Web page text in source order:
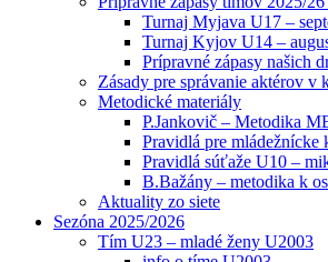
Turnaj Myjava U17 –
Turnaj Kyjov U14 –
Prípravné zápasy našich
Zásady pre správanie aktérov v
Metodické materiály
P.Jankovič – Metodika
Pravidlá pre mládežnícke
Pravidlá súťaže U10 –
B.Bažány – metodika k
Aktuality zo siete
Sezóna 2025/2026
Tím U23 – mladé ženy U2003